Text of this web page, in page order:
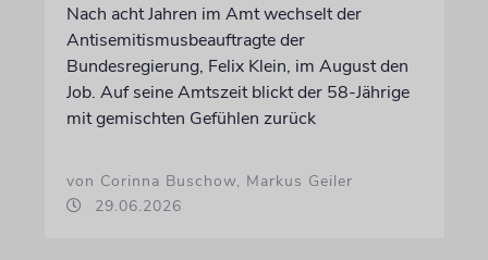
Nach acht Jahren im Amt wechselt der
Antisemitismusbeauftragte der
Bundesregierung, Felix Klein, im August den
Job. Auf seine Amtszeit blickt der 58-Jährige
mit gemischten Gefühlen zurück
von Corinna Buschow, Markus Geiler
29.06.2026